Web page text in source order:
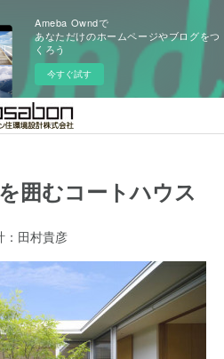
Ameba Owndで
あなただけのホームページやブログをつ
くろう
今すぐ試す
囲むコートハウス
：田村貴彦